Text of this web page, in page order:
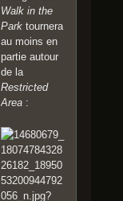
Walk in the
Park tournera
au moins en
partie autour
de la
Restricted
Area :